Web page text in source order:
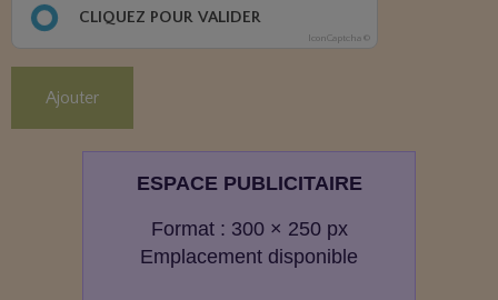
CLIQUEZ POUR VALIDER
IconCaptcha ©
Ajouter
ESPACE PUBLICITAIRE
Format : 300 × 250 px
Emplacement disponible